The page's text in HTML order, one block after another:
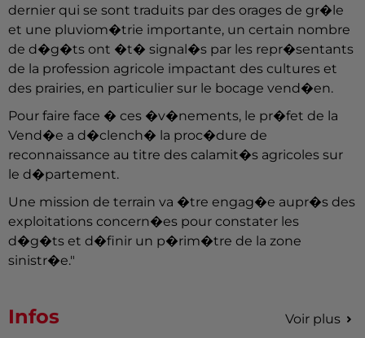
dernier qui se sont traduits par des orages de gr�le
et une pluviom�trie importante, un certain nombre
de d�g�ts ont �t� signal�s par les repr�sentants
de la profession agricole impactant des cultures et
des prairies, en particulier sur le bocage vend�en.
Pour faire face � ces �v�nements, le pr�fet de la
Vend�e a d�clench� la proc�dure de
reconnaissance au titre des calamit�s agricoles sur
le d�partement.
Une mission de terrain va �tre engag�e aupr�s des
exploitations concern�es pour constater les
d�g�ts et d�finir un p�rim�tre de la zone
sinistr�e."
Infos Voir plus